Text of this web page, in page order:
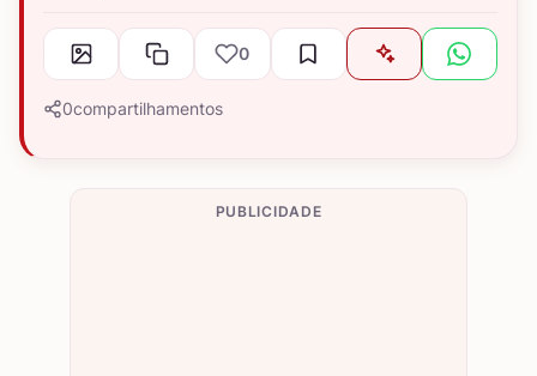
0
0compartilhamentos
PUBLICIDADE